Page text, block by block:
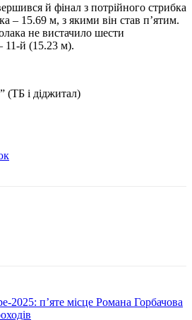
й фінал з потрійного стрибка
– 15.69 м, з якими він став п’ятим.
не вистачило шести
11-й (15.23 м).
(ТБ і діджитал)
2025: пʼяте місце Романа Горбачова